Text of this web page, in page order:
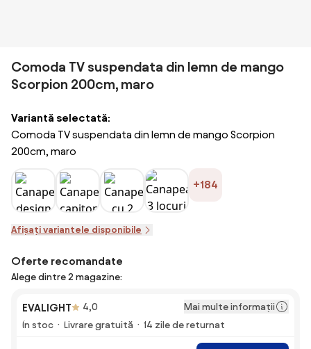
Comoda TV suspendata din lemn de mango
Scorpion 200cm, maro
Variantă selectată:
Comoda TV suspendata din lemn de mango Scorpion
200cm, maro
+184
Afișați variantele disponibile
Oferte recomandate
Alege dintre 2 magazine:
EVALIGHT 4,0
Mai multe informații
În stoc
Livrare gratuită 14 zile de returnat